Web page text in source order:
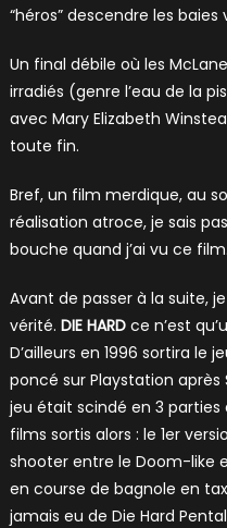
“héros” descendre les
Un final débile où les
irradiés (genre l’eau de la
avec Mary Elizabeth
toute fin.
Bref, un film merdique, au
réalisation atroce, je sais
bouche quand j’ai vu ce
Avant de passer à la suite,
vérité. DIE HARDce n’est
D’ailleurs en 1996 sortira le
poncé sur Playstation après
jeu était scindé en 3 parties
films sortis alors : le 1er
shooter entre le Doom-like
en course de bagnole en
jamais eu de Die Hard